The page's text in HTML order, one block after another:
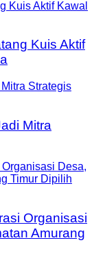
Kuis Aktif
Mitra
Organisasi
Amurang